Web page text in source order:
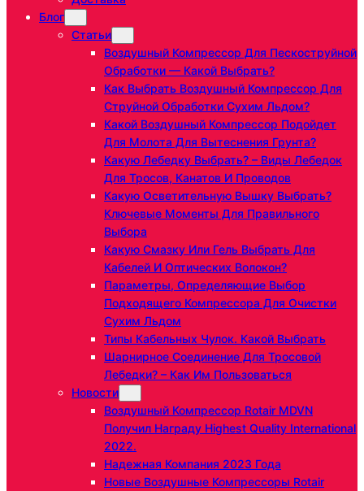
Блог
Статьи
Воздушный Компрессор Для Пескоструйной
Обработки — Какой Выбрать?
Как Выбрать Воздушный Компрессор Для
Струйной Обработки Сухим Льдом?
Какой Воздушный Компрессор Подойдет
Для Молота Для Вытеснения Грунта?
Какую Лебедку Выбрать? – Виды Лебедок
Для Тросов, Канатов И Проводов
Какую Осветительную Вышку Выбрать?
Ключевые Моменты Для Правильного
Выбора
Какую Смазку Или Гель Выбрать Для
Кабелей И Оптических Волокон?
Параметры, Определяющие Выбор
Подходящего Компрессора Для Очистки
Сухим Льдом
Типы Кабельных Чулок. Какой Выбрать
Шарнирное Соединение Для Тросовой
Лебедки? – Как Им Пользоваться
Новости
Воздушный Компрессор Rotair MDVN
Получил Награду Highest Quality International
2022.
Надежная Компания 2023 Года
Новые Воздушные Компрессоры Rotair